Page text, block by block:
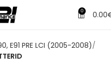
0 0.00
E91 PRE LCI (2005-2008)